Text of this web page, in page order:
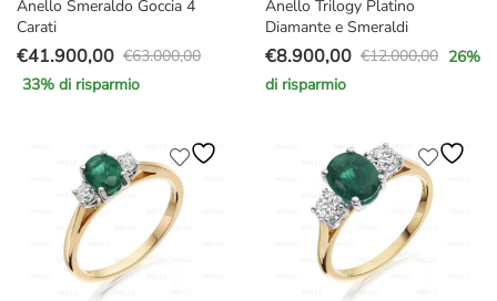
Anello Smeraldo Goccia 4
Carati
€63.000,00
Il
prezzo
€63.000,00.
€41.900,00
Il
prezzo
€41.900,00.
33% di risparmio
Anello Trilogy Platino
Diamante e Smeraldi
€12.000,00
Il
prezzo
€12.000,00.
€8.900,00
Il
prezzo
€8.900,00.
26%
di risparmio